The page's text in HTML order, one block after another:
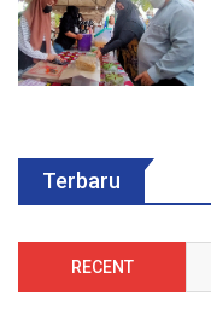
Terbaru
RECENT